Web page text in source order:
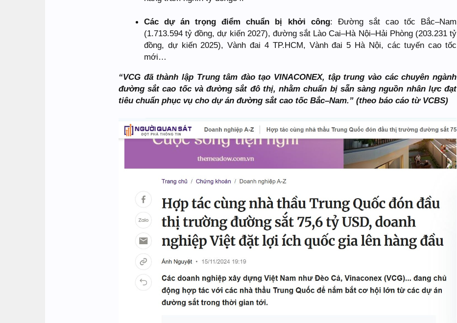
Các dự án trọng điểm chuẩn bị khởi công: Đường sắt cao tốc Bắc–Nam
(1.713.594 tỷ đồng, dự kiến 2027), đường sắt Lào Cai–Hà Nội–Hải Phòng (203.231 tỷ
đồng, dự kiến 2025), Vành đai 4 TP.HCM, Vành đai 5 Hà Nội, các tuyến cao tốc
mới…
“VCG đã thành lập Trung tâm đào tạo VINACONEX, tập trung vào các chuyên ngành
đường sắt cao tốc và đường sắt đô thị, nhằm chuẩn bị sẵn sàng nguồn nhân lực đạt
tiêu chuẩn phục vụ cho dự án đường sắt cao tốc Bắc–Nam.” (theo báo cáo từ VCBS)